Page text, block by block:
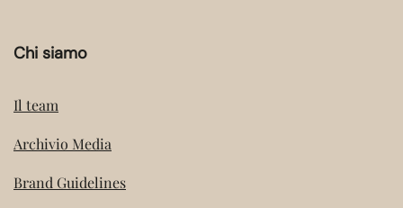
Chi siamo
Il team
Archivio Media
Brand Guidelines